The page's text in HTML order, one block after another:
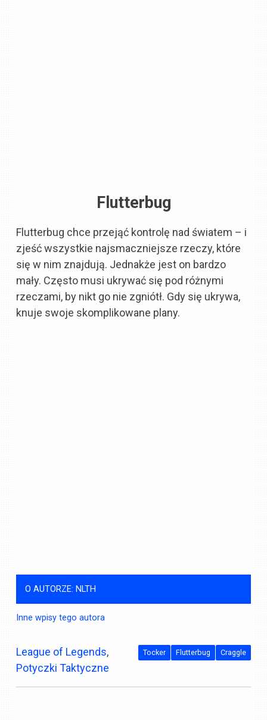
Flutterbug
Flutterbug chce przejąć kontrolę nad światem – i
zjeść wszystkie najsmaczniejsze rzeczy, które
się w nim znajdują. Jednakże jest on bardzo
mały. Często musi ukrywać się pod różnymi
rzeczami, by nikt go nie zgniótł. Gdy się ukrywa,
knuje swoje skomplikowane plany.
O AUTORZE: NLTH
Inne wpisy tego autora
League of Legends,
Potyczki Taktyczne
Craggle
Flutterbug
Tocker